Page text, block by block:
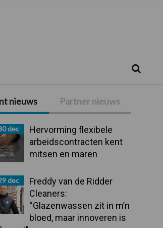
nieuws Partner nieuws
dec
Hervorming flexibele
arbeidscontracten kent
mitsen en maren
dec
Freddy van de Ridder
Cleaners:
“Glazenwassen zit in m’n
bloed, maar innoveren is